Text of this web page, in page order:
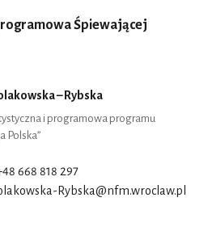
Śpiewającej
– Rybska
i programowa programu
Polska”
668 818 297
Rybska@nfm.wroclaw.pl